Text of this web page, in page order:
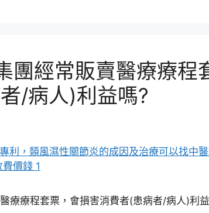
團經常販賣醫療療程
/病人)利益嗎?
醫療療程套票，會損害消費者(患病者/病人)